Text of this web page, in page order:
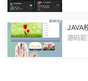
JAVA
搜索
源码